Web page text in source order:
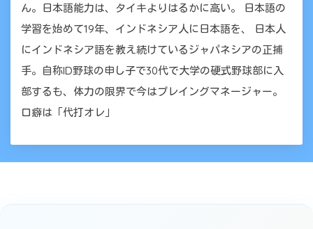
ん。日本語能力は、タイキよりはるかに高い。 日本語の
学習を始めて19年、インドネシア人に日本語を、 日本人
にインドネシア語を教え続けているジャパネシアの正捕
手。自称ID野球の申し子で30代で大学の硬式野球部に入
部するも、体力の限界で今はプレイングマネージャー。
口癖は「代打オレ」